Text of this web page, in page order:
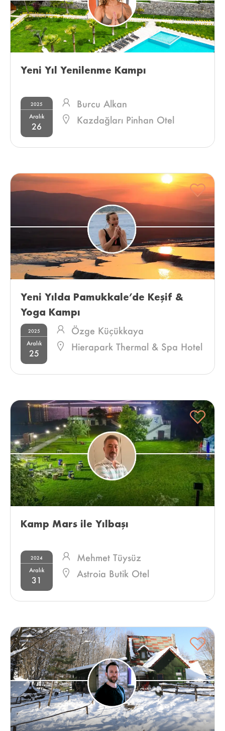
Yeni Yıl Yenilenme Kampı
2025
Aralık
26
Burcu Alkan
Kazdağları Pinhan Otel
Yeni Yılda Pamukkale’de Keşif &
Yoga Kampı
2025
Aralık
25
Özge Küçükkaya
Hierapark Thermal & Spa Hotel
Kamp Mars ile Yılbaşı
2024
Aralık
31
Mehmet Tüysüz
Astroia Butik Otel